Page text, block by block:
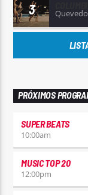
3 Quevedo
PRÓXIMOS
SUPER BEATS
10:00am
MUSIC TOP 20
12:00pm